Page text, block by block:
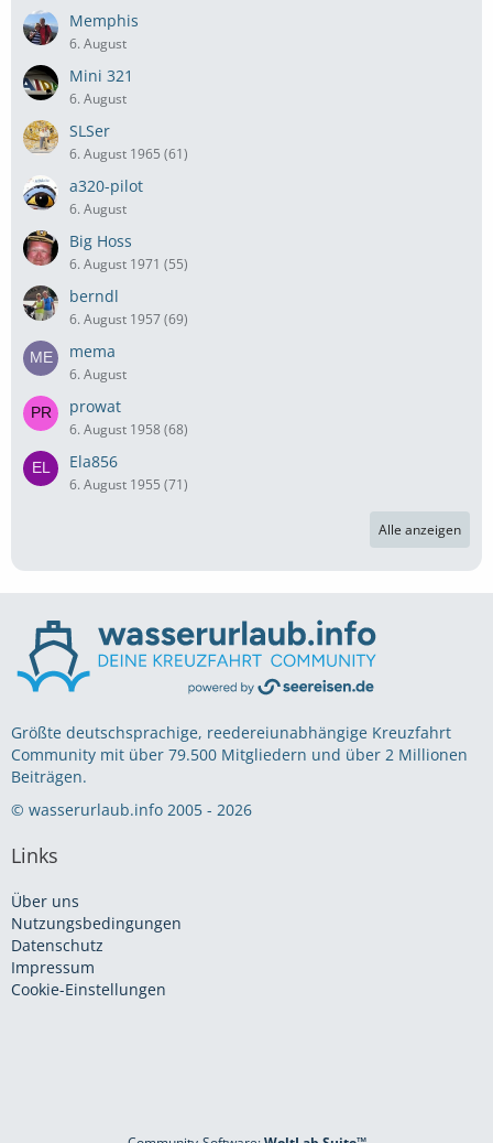
Memphis
6. August
Mini 321
6. August
SLSer
6. August 1965 (61)
a320-pilot
6. August
Big Hoss
6. August 1971 (55)
berndl
6. August 1957 (69)
mema
6. August
prowat
6. August 1958 (68)
Ela856
6. August 1955 (71)
Alle anzeigen
Größte deutschsprachige, reedereiunabhängige Kreuzfahrt
Community mit über 79.500 Mitgliedern und über 2 Millionen
Beiträgen.
© wasserurlaub.info 2005 - 2026
Links
Über uns
Nutzungsbedingungen
Datenschutz
Impressum
Cookie-Einstellungen